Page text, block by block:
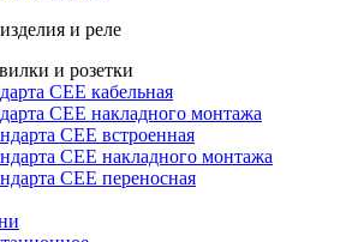
и реле
и розетки
CEE кабельная
CEE накладного монтажа
CEE встроенная
СЕЕ накладного монтажа
СЕЕ переносная